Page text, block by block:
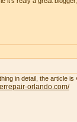
in detail, the article
orlando.com/